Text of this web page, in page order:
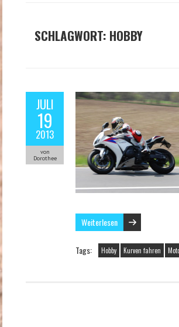
SCHLAGWORT: HOBBY
JULI
19
2013
von
Dorothee
Weiterlesen
Tags: Hobby Kurven fahren